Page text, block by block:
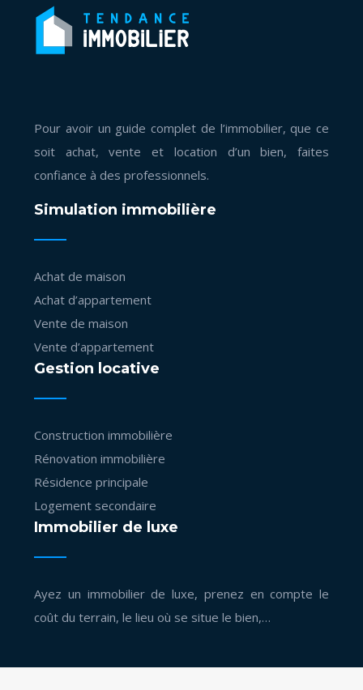
Pour avoir un guide complet de l’immobilier, que ce
soit achat, vente et location d’un bien, faites
confiance à des professionnels.
Simulation immobilière
Achat de maison
Achat d’appartement
Vente de maison
Vente d’appartement
Gestion locative
Construction immobilière
Rénovation immobilière
Résidence principale
Logement secondaire
Immobilier de luxe
Ayez un immobilier de luxe, prenez en compte le
coût du terrain, le lieu où se situe le bien,…